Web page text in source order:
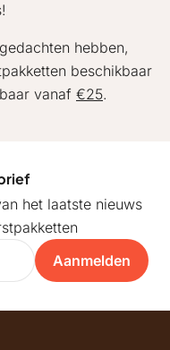
hebben,
beschikbaar
vanaf €25.
het laatste nieuws
Aanmelden